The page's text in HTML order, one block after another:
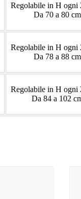
Regolabile in H ogni
Da 70 a 80 cm
Regolabile in H ogni
Da 78 a 88 cm
Regolabile in H ogni
Da 84 a 102